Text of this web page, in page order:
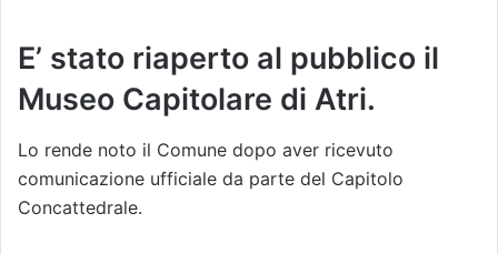
E’ stato riaperto al pubblico il
Museo Capitolare di Atri.
Lo rende noto il Comune dopo aver ricevuto
comunicazione ufficiale da parte del Capitolo
Concattedrale.